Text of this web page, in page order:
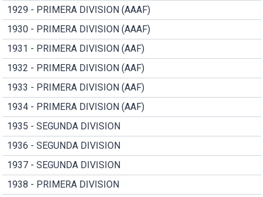
1929 - PRIMERA DIVISION (AAAF)
1930 - PRIMERA DIVISION (AAAF)
1931 - PRIMERA DIVISION (AAF)
1932 - PRIMERA DIVISION (AAF)
1933 - PRIMERA DIVISION (AAF)
1934 - PRIMERA DIVISION (AAF)
1935 - SEGUNDA DIVISION
1936 - SEGUNDA DIVISION
1937 - SEGUNDA DIVISION
1938 - PRIMERA DIVISION